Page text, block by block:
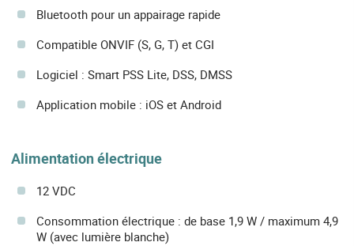
Bluetooth pour un appairage rapide
Compatible ONVIF (S, G, T) et CGI
Logiciel : Smart PSS Lite, DSS, DMSS
Application mobile : iOS et Android
Alimentation électrique
12 VDC
Consommation électrique : de base 1,9 W / maximum 4,9
W (avec lumière blanche)